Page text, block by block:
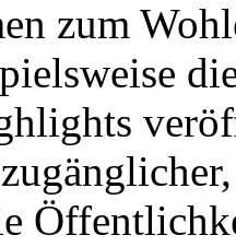
zum